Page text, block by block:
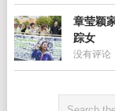
章莹颖
踪女
没有评论